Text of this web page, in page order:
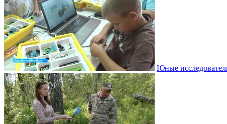
Юные